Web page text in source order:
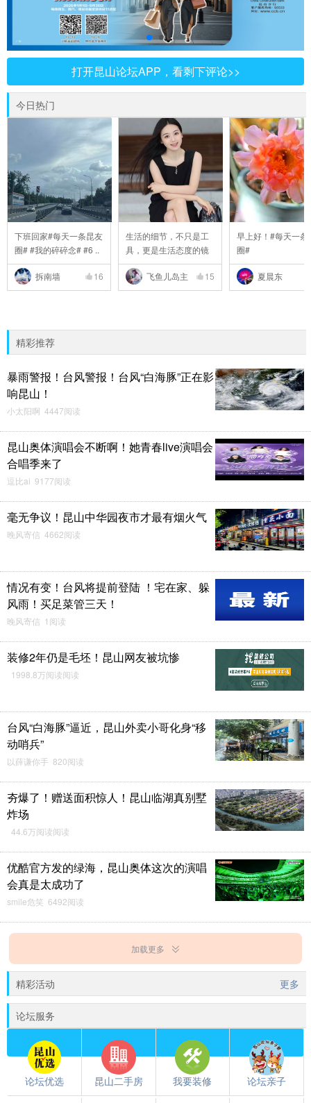
打开昆山论坛APP，看剩下评论>>
今日热门
下班回家#每天一条昆友
圈# #我的碎碎念# #6 ..
拆南墙 16
生活的细节，不只是工
具，更是生活态度的镜
..
飞鱼儿岛主
15
早上好！#每天一条
圈#
夏晨东
精彩推荐
暴雨警报！台风警报！台风“白海豚”正在影
响昆山！
小太阳啊 4447阅读
昆山奥体演唱会不断啊！她青春live演唱会
合唱季来了
逗比ai 9177阅读
毫无争议！昆山中华园夜市才最有烟火气
晚风寄信 4662阅读
情况有变！台风将提前登陆 ！宅在家、躲
风雨！买足菜管三天！
晚风寄信 1阅读
装修2年仍是毛坯！昆山网友被坑惨
1998.8万阅读阅读
台风“白海豚”逼近，昆山外卖小哥化身“移
动哨兵”
以薛谦你手 820阅读
夯爆了！赠送面积惊人！昆山临湖真别墅
炸场
44.6万阅读阅读
优酷官方发的绿海，昆山奥体这次的演唱
会真是太成功了
smile危笑 6492阅读
加载更多
精彩活动 更多
论坛服务
论坛优选 昆山二手房 我要装修 论坛亲子